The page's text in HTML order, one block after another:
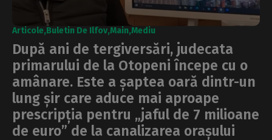
Articole Buletin De Ilfov Main Mediu
După ani de tergiversări, judecata
primarului de la Otopeni începe cu o
amânare. Este a șaptea oară dintr-un
lung șir care aduce mai aproape
prescripția pentru „jaful de 7 milioane
de euro” de la canalizarea orașului